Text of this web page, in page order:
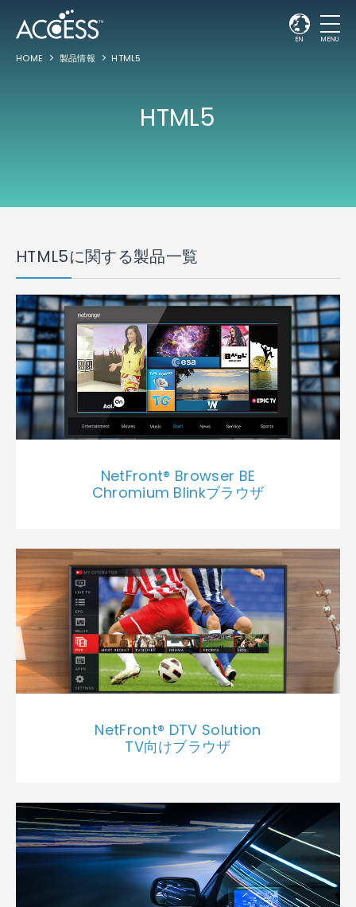
EN MENU
HOME 製品情報 HTML5
HTML5
HTML5に関する製品一覧
NetFront® Browser BE
Chromium Blinkブラウザ
NetFront® DTV Solution
TV向けブラウザ